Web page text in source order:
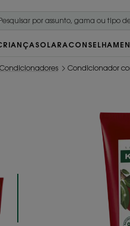
SOLAR
Condicionadores Condicionador